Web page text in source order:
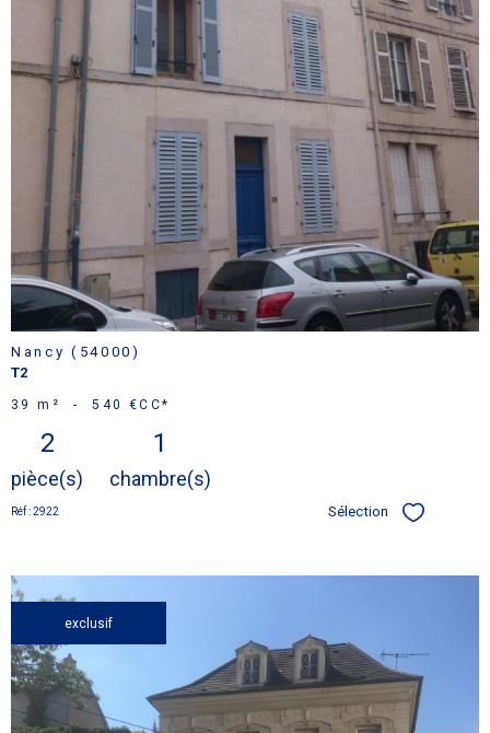
bien
Nancy (54000)
T2
39 m² - 540 €CC*
2
pièce(s)
1
chambre(s)
Réf : 2922 Sélection Sélectionner
exclusif